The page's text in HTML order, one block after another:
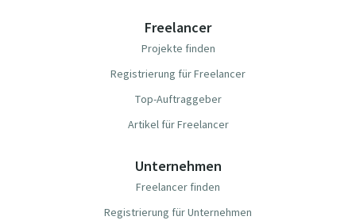
Freelancer
Projekte finden
Registrierung für Freelancer
Top-Auftraggeber
Artikel für Freelancer
Unternehmen
Freelancer finden
Registrierung für Unternehmen